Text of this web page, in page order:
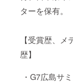
ターを保有。
【受賞歴、
歴】
・G7広島サ